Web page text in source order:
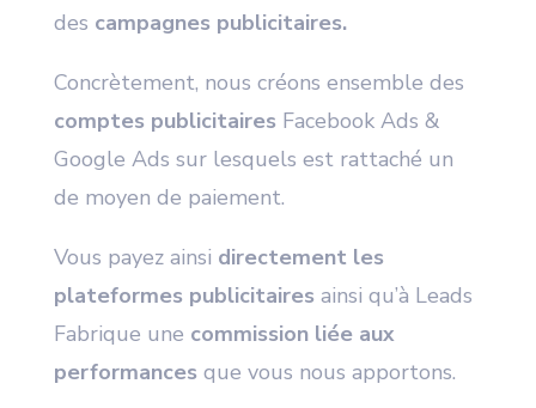
des campagnes publicitaires.
Concrètement, nous créons ensemble des
comptes publicitaires Facebook Ads &
Google Ads sur lesquels est rattaché un
de moyen de paiement.
Vous payez ainsi directement les
plateformes publicitaires ainsi qu’à Leads
Fabrique une commission liée aux
performances que vous nous apportons.